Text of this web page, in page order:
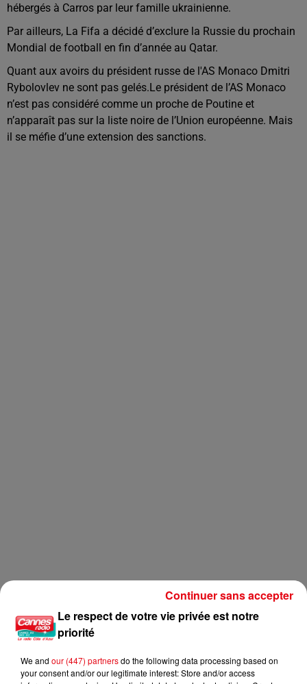
hébergés à Carros par leur famille ukrainienne.
Par ailleurs, La Fifa a décidé d’exclure la Russie du prochain
Mondial de football en fin d’année au Qatar.
Quant aux avoirs du président russe de l'AS Monaco Dmitri
Rybolovlev ne sont pas gelés.Le président de l’AS Monaco
n’est pas considéré comme un proche de Poutine et
n’apparaît pas sur la liste noire de l’Union européenne. Mais
il se méfie d’une extension des sanctions.
Le respect de votre vie privée est notre
priorité
We and our (447) partnersdo the following data processing based on
your consent and/or our legitimate interest: Store and/or access
Continuer sans accepter